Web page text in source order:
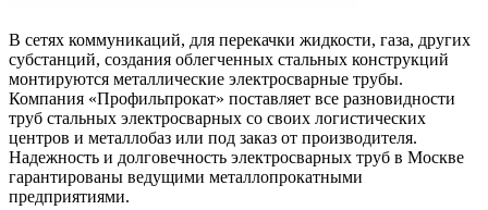
В сетях коммуникаций, для перекачки жидкости, газа, других
субстанций, создания облегченных стальных конструкций
монтируются металлические электросварные трубы.
Компания «Профильпрокат» поставляет все разновидности
труб стальных электросварных со своих логистических
центров и металлобаз или под заказ от производителя.
Надежность и долговечность электросварных труб в Москве
гарантированы ведущими металлопрокатными
предприятиями.